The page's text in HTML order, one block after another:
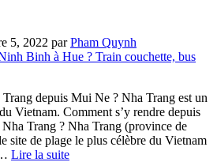
5, 2022 parPham Quynh
depuis Mui Ne ? Nha Trang est un
Vietnam. Comment s’y rendre depuis
Trang ? Nha Trang (province de
site de plage le plus célèbre du Vietnam
Lire la suite